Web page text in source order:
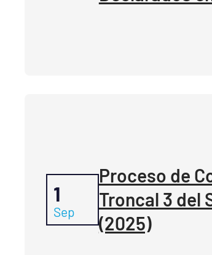
1
Sep
Proceso de
Troncal 3 del
(2025)